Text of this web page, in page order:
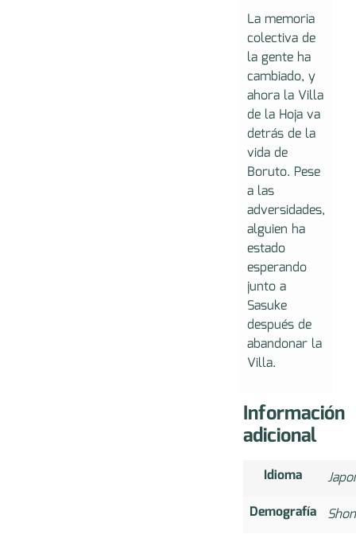
La memoria
colectiva de
la gente ha
cambiado, y
ahora la Villa
de la Hoja va
detrás de la
vida de
Boruto. Pese
a las
adversidades,
alguien ha
estado
esperando
junto a
Sasuke
después de
abandonar la
Villa.
Información
adicional
Idioma
Demografía